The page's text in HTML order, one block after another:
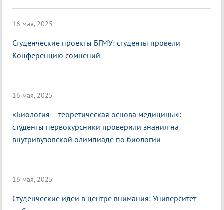
16 мая, 2025
Студенческие проекты БГМУ: студенты провели
Конференцию сомнений
16 мая, 2025
«Биология – теоретическая основа медицины»:
студенты первокурсники проверили знания на
внутривузовской олимпиаде по биологии
16 мая, 2025
Студенческие идеи в центре внимания: Университет